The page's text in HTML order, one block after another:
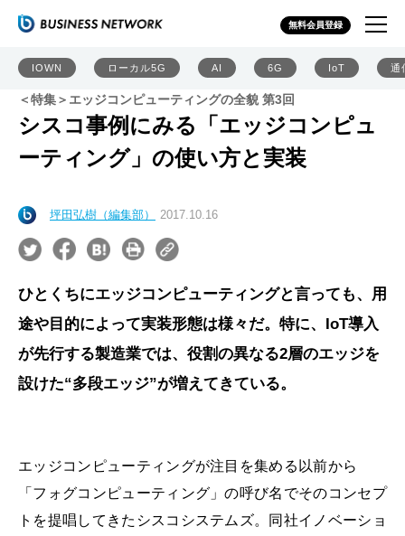
無料会員登録
IOWN ローカル5G AI 6G IoT 通
＜特集＞エッジコンピューティングの全貌 第3回
シスコ事例にみる「エッジコンピュ
ーティング」の使い方と実装
坪田弘樹（編集部） 2017.10.16
ひとくちにエッジコンピューティングと言っても、用
途や目的によって実装形態は様々だ。特に、IoT導入
が先行する製造業では、役割の異なる2層のエッジを
設けた“多段エッジ”が増えてきている。
エッジコンピューティングが注目を集める以前から
「フォグコンピューティング」の呼び名でそのコンセプ
トを提唱してきたシスコシステムズ。同社イノベーショ